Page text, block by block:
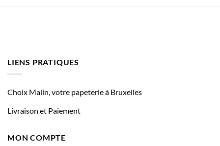
LIENS PRATIQUES
Choix Malin, votre papeterie à Bruxelles
Livraison et Paiement
MON COMPTE